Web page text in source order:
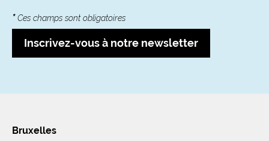
*Ces champs sont obligatoires
Inscrivez-vous à notre newsletter
Bruxelles